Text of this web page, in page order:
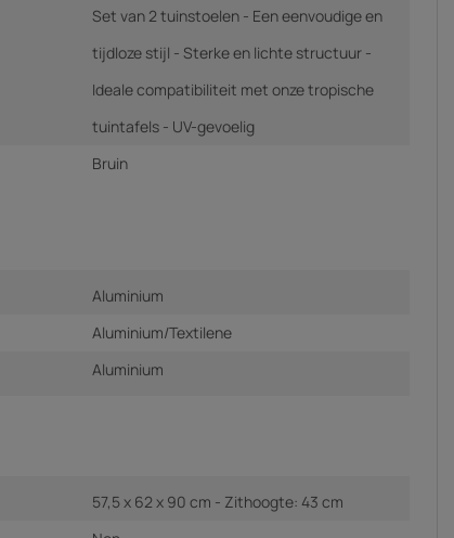
Set van 2 tuinstoelen - Een eenvoudige en
tijdloze stijl - Sterke en lichte structuur -
Ideale compatibiliteit met onze tropische
tuintafels - UV-gevoelig
Bruin
Aluminium
Aluminium/Textilene
Aluminium
57,5 x 62 x 90 cm - Zithoogte: 43 cm